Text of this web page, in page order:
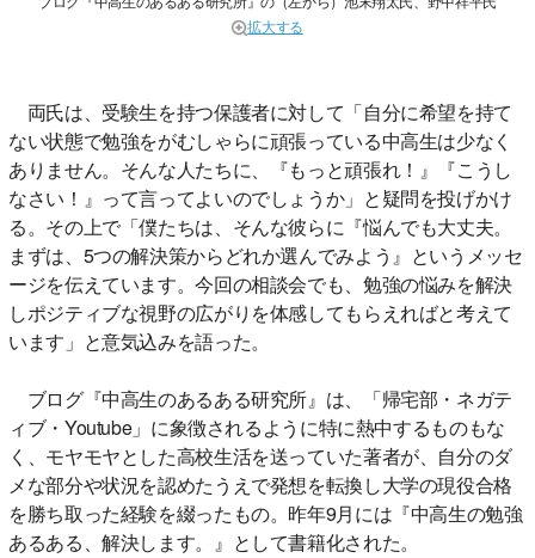
拡大する
両氏は、受験生を持つ保護者に対して「自分に希望を持て
ない状態で勉強をがむしゃらに頑張っている中高生は少なく
ありません。そんな人たちに、『もっと頑張れ！』『こうし
なさい！』って言ってよいのでしょうか」と疑問を投げかけ
る。その上で「僕たちは、そんな彼らに『悩んでも大丈夫。
まずは、5つの解決策からどれか選んでみよう』というメッセ
ージを伝えています。今回の相談会でも、勉強の悩みを解決
しポジティブな視野の広がりを体感してもらえればと考えて
います」と意気込みを語った。
ブログ『中高生のあるある研究所』は、「帰宅部・ネガテ
ィブ・Youtube」に象徴されるように特に熱中するものもな
く、モヤモヤとした高校生活を送っていた著者が、自分のダ
メな部分や状況を認めたうえで発想を転換し大学の現役合格
を勝ち取った経験を綴ったもの。昨年9月には『中高生の勉強
あるある、解決します。』として書籍化された。